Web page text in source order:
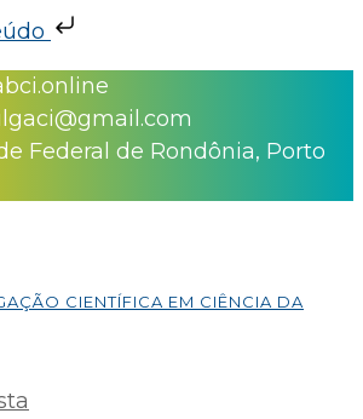
Federal de Rondônia, Porto
CIENTÍFICA EM CIÊNCIA DA